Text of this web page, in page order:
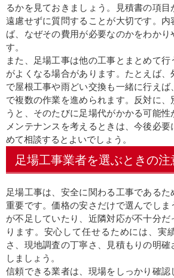
るかを見ておきましょう。見積書の項目
遠慮せずに質問することが大切です。
ば、なぜその費用が必要なのかをわかり
す。
また、足場工事は他の工事とまとめて
がよくなる場合があります。たとえば
で屋根工事や雨どい交換も一緒に行え
で複数の作業を進められます。反対に
うと、そのたびに足場代がかかる可能
メンテナンスを考えるときは、今後必
めて相談するとよいでしょう。
足場工事業者を選ぶときの注
足場工事は、安全に関わる工事であるた
重要です。価格の安さだけで選んでし
が不足していたり、近隣対応が不十分
ります。安心して任せるためには、実
さ、現地調査の丁寧さ、見積もりの明
しましょう。
信頼できる業者は、現場をしっかり確認